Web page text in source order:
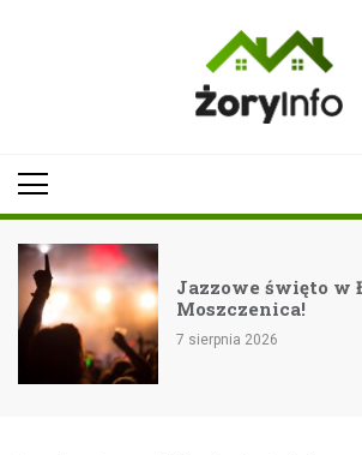
Jazzowe święto w Łaźni
Moszczenica!
7 sierpnia 2026